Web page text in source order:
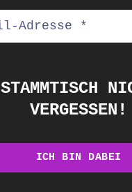
STAMMTISCH
VERGESSEN!